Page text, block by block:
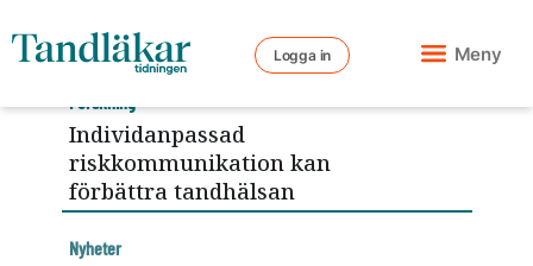
Logga in Meny
Individanpassad
riskkommunikation kan
förbättra tandhälsan
Forskning
Nyheter